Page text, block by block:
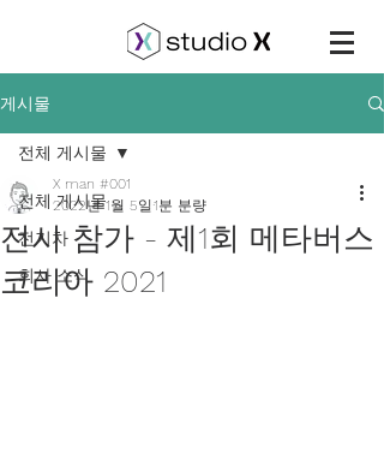
게시물
전체 게시물
전기차
회사 소식
전체 게시물
전시 참가 - 제1회 메타버스
코리아 2021
X man #001
2022년 1월 5일 1분 분량